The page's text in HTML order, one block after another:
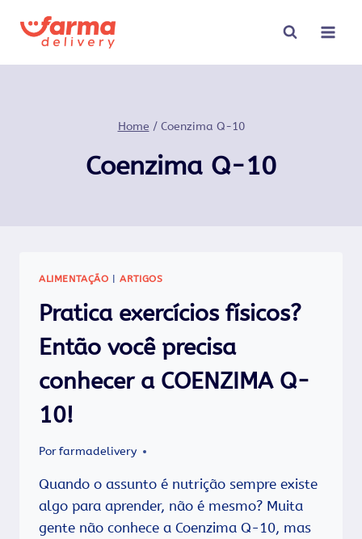
para
Home / Coenzima Q-10
Coenzima Q-10
ALIMENTAÇÃO |ARTIGOS
Pratica exercícios físicos?
Então você precisa
conhecer a COENZIMA Q-
10!
Porfarmadelivery
Quando o assunto é nutrição sempre existe
algo para aprender, não é mesmo? Muita
gente não conhece a Coenzima Q-10, mas